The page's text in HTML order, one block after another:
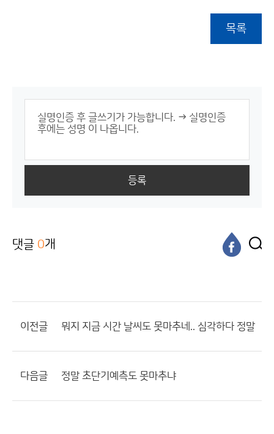
목록
등록
댓글 0개
이전글 뭐지 지금 시간 날씨도 못마추네.. 심각하다 정말
다음글 정말 초단기예측도 못마추냐